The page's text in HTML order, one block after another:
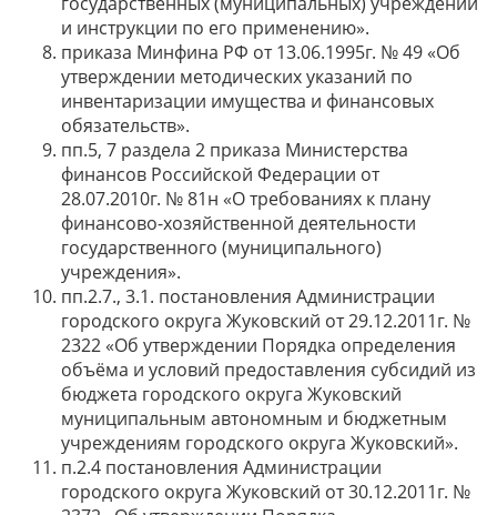
и инструкции по его применению».
приказа Минфина РФ от 13.06.1995г. № 49 «Об
утверждении методических указаний по
инвентаризации имущества и финансовых
обязательств».
пп.5, 7 раздела 2 приказа Министерства
финансов Российской Федерации от
28.07.2010г. № 81н «О требованиях к плану
финансово-хозяйственной деятельности
государственного (муниципального)
учреждения».
пп.2.7., 3.1. постановления Администрации
городского округа Жуковский от 29.12.2011г. №
2322 «Об утверждении Порядка определения
объёма и условий предоставления субсидий из
бюджета городского округа Жуковский
муниципальным автономным и бюджетным
учреждениям городского округа Жуковский».
п.2.4 постановления Администрации
городского округа Жуковский от 30.12.2011г. №